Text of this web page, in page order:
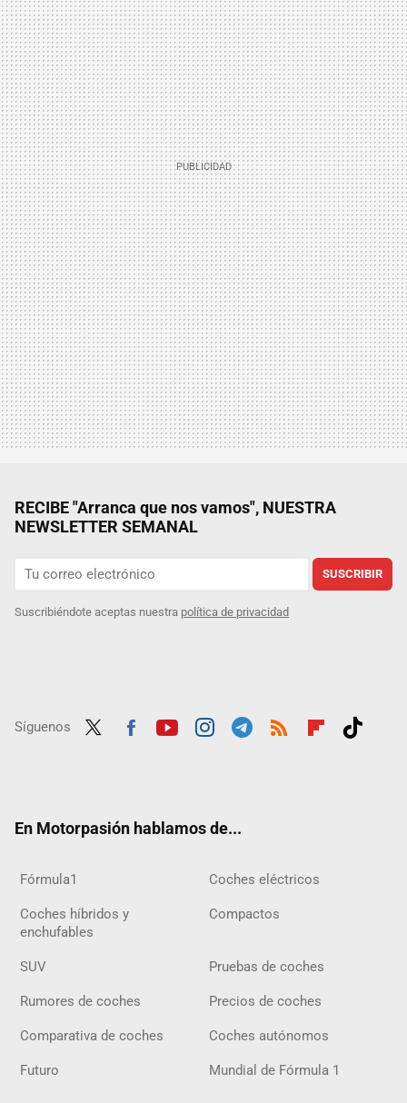
RECIBE "Arranca que nos vamos", NUESTRA
NEWSLETTER SEMANAL
SUSCRIBIR
Suscribiéndote aceptas nuestra política de privacidad
Síguenos
En Motorpasión hablamos de...
Fórmula1 Coches eléctricos
Coches híbridos y
enchufables
Compactos
SUV Pruebas de coches
Rumores de coches Precios de coches
Comparativa de coches Coches autónomos
Futuro Mundial de Fórmula 1